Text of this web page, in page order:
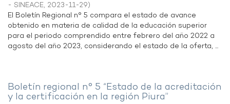
- SINEACE, 2023-11-29)
El Boletín Regional n° 5 compara el estado de avance
obtenido en materia de calidad de la educación superior
para el periodo comprendido entre febrero del año 2022 a
agosto del año 2023, considerando el estado de la oferta, ...
Boletín regional n° 5 “Estado de la acreditación
y la certificación en la región Piura”